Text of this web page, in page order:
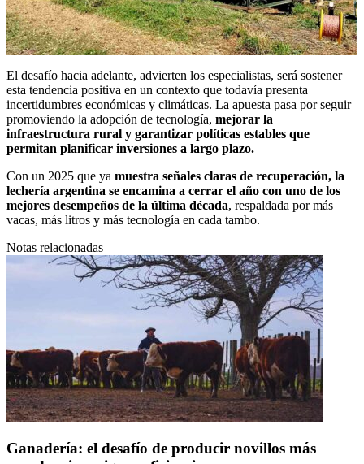
El desafío hacia adelante, advierten los especialistas, será sostener
esta tendencia positiva en un contexto que todavía presenta
incertidumbres económicas y climáticas. La apuesta pasa por seguir
promoviendo la adopción de tecnología, mejorar la
infraestructura rural y garantizar políticas estables que
permitan planificar inversiones a largo plazo.
Con un 2025 que ya muestra señales claras de recuperación, la
lechería argentina se encamina a cerrar el año con uno de los
mejores desempeños de la última década, respaldada por más
vacas, más litros y más tecnología en cada tambo.
Notas relacionadas
Ganadería: el desafío de producir novillos más